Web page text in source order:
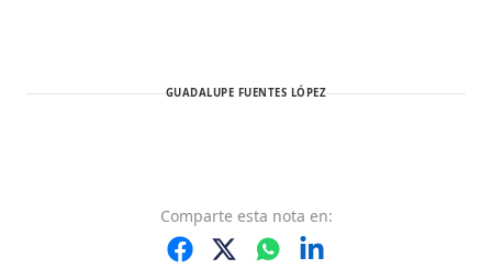
GUADALUPE FUENTES LÓPEZ
Comparte esta nota en: